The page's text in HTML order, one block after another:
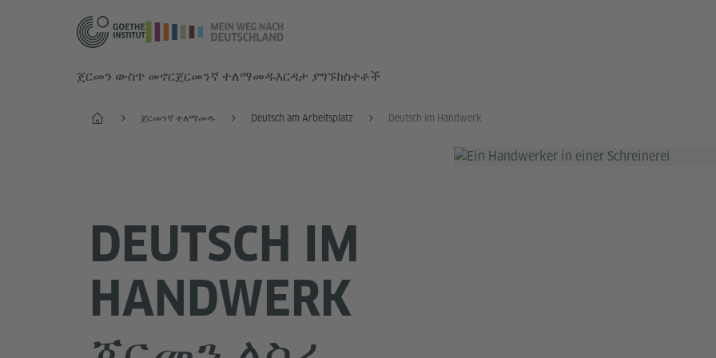
ጀርመን ውስጥ መኖርጀርመንኛ ተለማመዱእርዳታ ያግኙክስተቶች
Start ጀርመንኛ ተለማመዱ Deutsch am Arbeitsplatz Deutsch im Handwerk
DEUTSCH IM
HANDWERK